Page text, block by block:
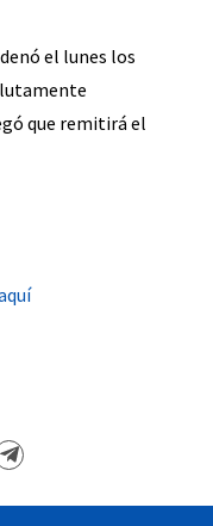
el lunes los
que remitirá el